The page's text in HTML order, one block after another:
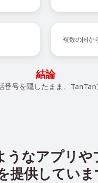
複数の国か
結論
号を隠したまま、
なアプリ
提供していま